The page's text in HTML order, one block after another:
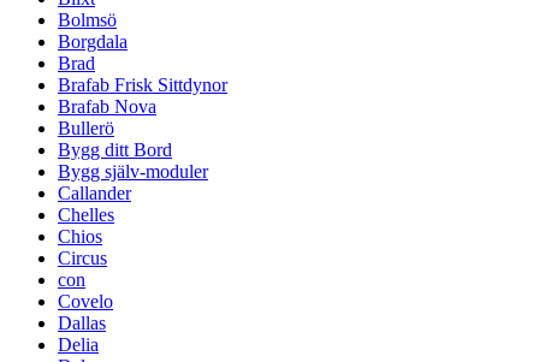
Bolmsö
Borgdala
Brad
Brafab Frisk Sittdynor
Brafab Nova
Bullerö
Bygg ditt Bord
Bygg själv-moduler
Callander
Chelles
Chios
Circus
con
Covelo
Dallas
Delia